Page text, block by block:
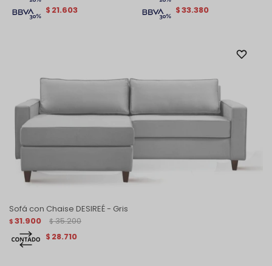
$ 21.603 $33.380
Sofá con Chaise DESIREÉ - Gris
$ 31.900 $ 35.200
$ 28.710